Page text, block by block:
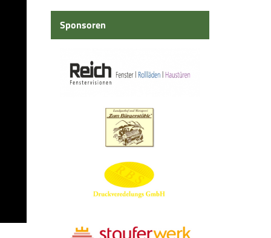
Sponsoren